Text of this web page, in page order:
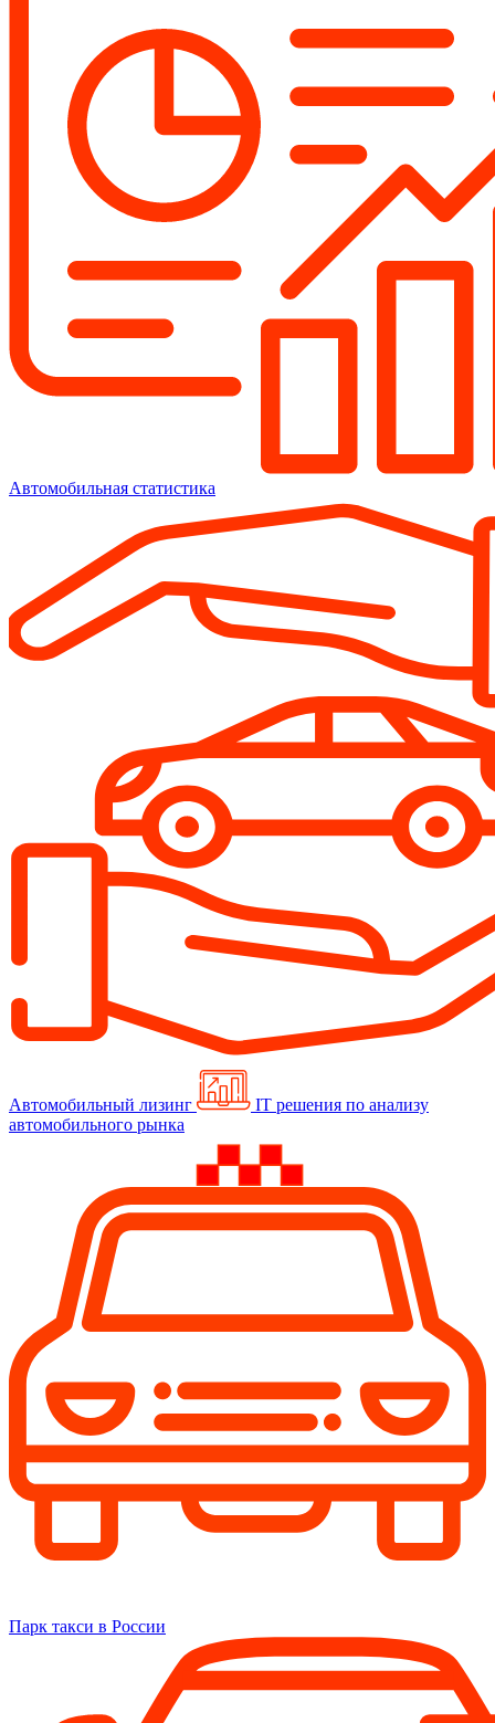
Автомобильная статистика
Автомобильный лизинг
IT решения по анализу
автомобильного рынка
Парк такси в России